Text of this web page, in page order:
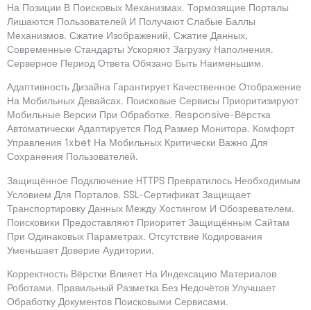
На Позиции В Поисковых Механизмах. Тормозящие Порталы
Лишаются Пользователей И Получают Слабые Баллы
Механизмов. Сжатие Изображений, Сжатие Данных,
Современные Стандарты Ускоряют Загрузку Наполнения.
Серверное Период Ответа Обязано Быть Наименьшим.
Адаптивность Дизайна Гарантирует Качественное Отображение
На Мобильных Девайсах. Поисковые Сервисы Приоритизируют
Мобильные Версии При Обработке. Responsive-Вёрстка
Автоматически Адаптируется Под Размер Монитора. Комфорт
Управления 1xbet На Мобильных Критически Важно Для
Сохранения Пользователей.
Защищённое Подключение HTTPS Превратилось Необходимым
Условием Для Порталов. SSL-Сертификат Защищает
Транспортировку Данных Между Хостингом И Обозревателем.
Поисковики Предоставляют Приоритет Защищённым Сайтам
При Одинаковых Параметрах. Отсутствие Кодирования
Уменьшает Доверие Аудитории.
Корректность Вёрстки Влияет На Индексацию Материалов
Роботами. Правильный Разметка Без Недочётов Улучшает
Обработку Документов Поисковыми Сервисами.